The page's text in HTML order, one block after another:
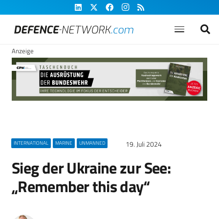
Anzeige
INTERNATIONAL MARINE UNMANNED 19. Juli 2024
Sieg der Ukraine zur See:
„Remember this day“